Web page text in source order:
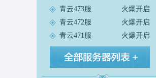
火爆开启
青云473服
火爆开启
青云472服
火爆开启
青云471服